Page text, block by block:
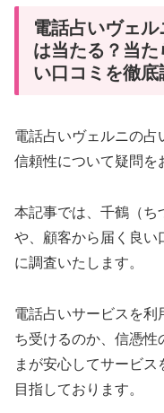
電話占いヴェ
は当たる？当
い口コミを徹底
電話占いヴェルニの
信頼性について疑問を
本記事では、千鶴（ち
や、顧客から届く良い
に調査いたします。
電話占いサービスを
ち受けるのか、信憑性
まが安心してサービ
目指しております。